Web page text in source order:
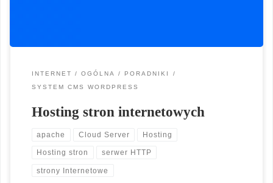
INTERNET OGÓLNA PORADNIKI
SYSTEM CMS WORDPRESS
Hosting stron internetowych
apache Cloud Server Hosting
Hosting stron serwer HTTP
strony Internetowe